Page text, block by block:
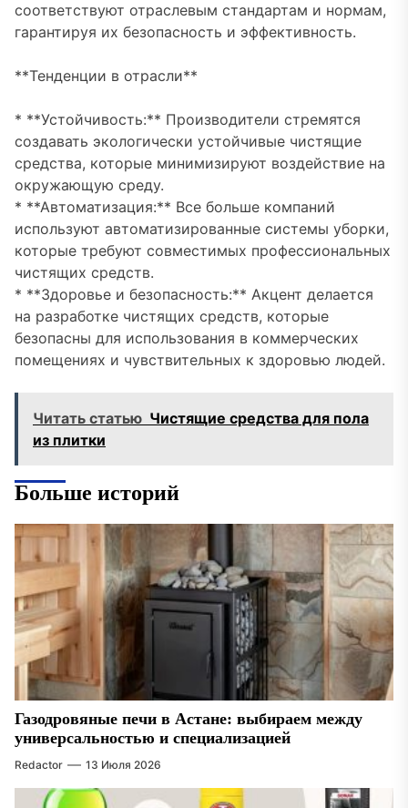
соответствуют отраслевым стандартам и нормам,
гарантируя их безопасность и эффективность.
**Тенденции в отрасли**
* **Устойчивость:** Производители стремятся
создавать экологически устойчивые чистящие
средства, которые минимизируют воздействие на
окружающую среду.
* **Автоматизация:** Все больше компаний
используют автоматизированные системы уборки,
которые требуют совместимых профессиональных
чистящих средств.
* **Здоровье и безопасность:** Акцент делается
на разработке чистящих средств, которые
безопасны для использования в коммерческих
помещениях и чувствительных к здоровью людей.
Читать статью Чистящие средства для пола
из плитки
Больше историй
Газодровяные печи в Астане: выбираем между
универсальностью и специализацией
Redactor 13 Июля 2026